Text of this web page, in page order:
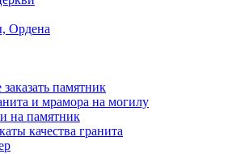
Ордена
памятник
и мрамора на могилу
на памятник
качества гранита